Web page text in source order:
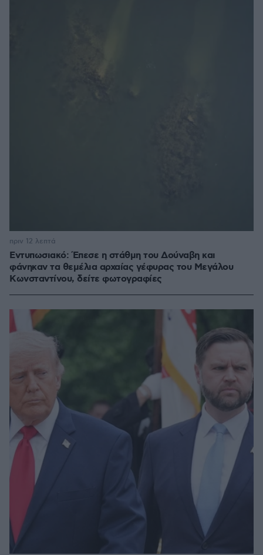
Εντυπωσιακό: Έπεσε η στάθμη του Δούναβη και
φάνηκαν τα θεμέλια αρχαίας γέφυρας του Μεγάλου
Κωνσταντίνου, δείτε φωτογραφίες
πριν 12 λεπτά